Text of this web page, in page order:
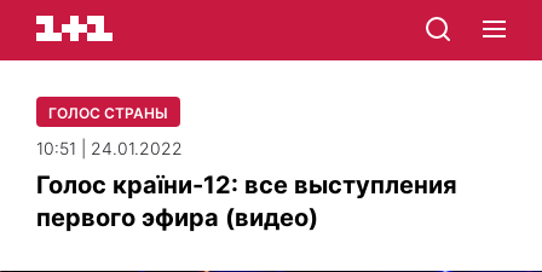
ГОЛОС СТРАНЫ
10:51 | 24.01.2022
Голос країни-12: все выступления
первого эфира (видео)